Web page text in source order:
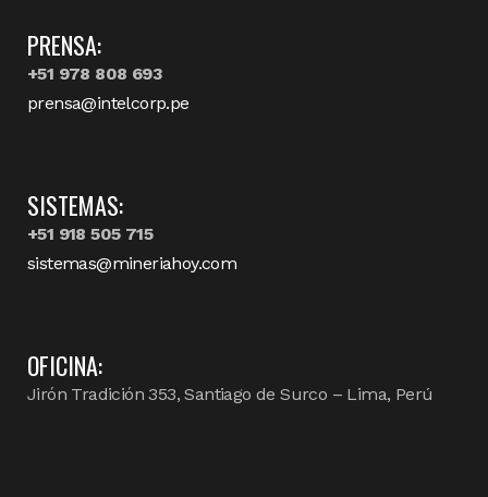
PRENSA:
+51 978 808 693
prensa@intelcorp.pe
SISTEMAS:
+51 918 505 715
sistemas@mineriahoy.com
OFICINA:
Jirón Tradición 353, Santiago de Surco – Lima, Perú